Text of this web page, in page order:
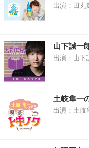
出演：田丸
山下誠一
出演：山下
土岐隼一
出演：土岐